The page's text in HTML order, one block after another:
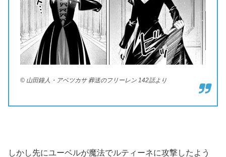
© 山田鐘人・アベツカサ 葬送のフリーレン 142話より
しかし先にユーベルが魔法でルティーネに攻撃したよう